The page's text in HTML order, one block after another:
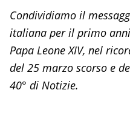
Condividiamo il
italiana per il primo
Papa Leone XIV, nel
del 25 marzo scorso e
40° di Notizie.